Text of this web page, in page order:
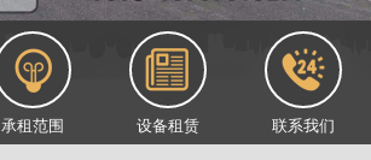
承租范围 设备租赁 联系我们